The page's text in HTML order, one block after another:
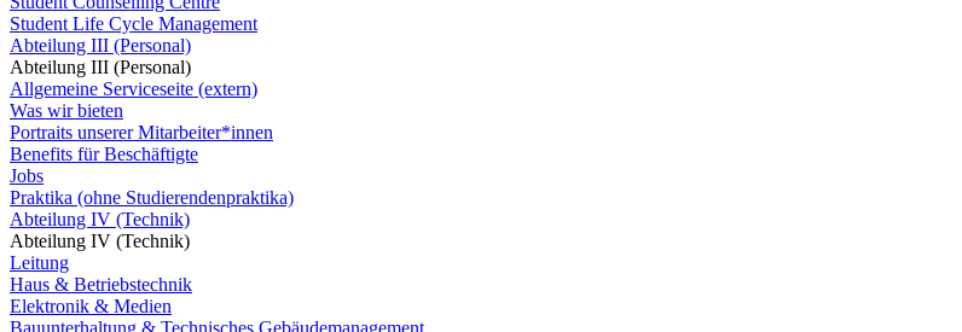
Student Life Cycle Management
Abteilung III (Personal)
Abteilung III (Personal)
Allgemeine Serviceseite (extern)
Was wir bieten
Portraits unserer Mitarbeiter*innen
Benefits für Beschäftigte
Jobs
Praktika (ohne Studierendenpraktika)
Abteilung IV (Technik)
Abteilung IV (Technik)
Leitung
Haus & Betriebstechnik
Elektronik & Medien
Bauunterhaltung & Technisches Gebäudemanagement